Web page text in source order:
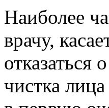
Наиболее
врачу,
чистка